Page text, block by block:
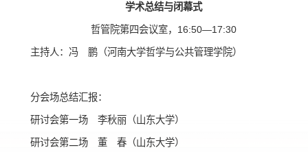
学术总结与闭幕式
哲管院第四会议室，16:50—17:30
主持人：冯 鹏（河南大学哲学与公共管理学院）
分会场总结汇报：
研讨会第一场 李秋丽（山东大学）
研讨会第二场 董 春（山东大学）